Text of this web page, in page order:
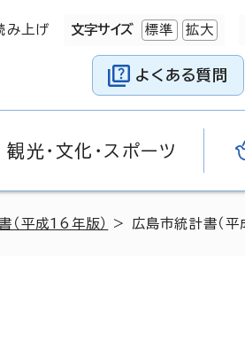
み上げ 文字サイズ 標準 拡大
よくある質問
観光・文化・スポーツ
（平成16年版） > 広島市統計書（